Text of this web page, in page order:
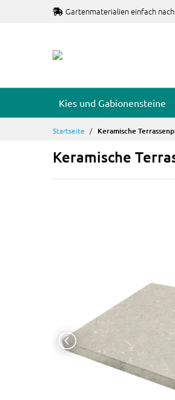
Gartenmaterialien einfach
Kies und Gabionensteine
Startseite Keramische
Keramische